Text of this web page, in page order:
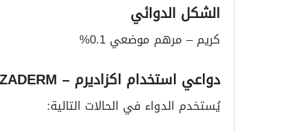
الشكل الدوائي
كريم – مرهم موضعي 0.1%
دواعي استخدام اكزاديرم – ECZADERM
يُستخدم الدواء في الحالات التالية: